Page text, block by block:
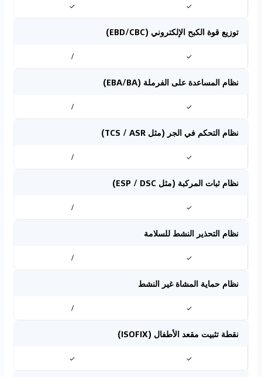
✓
✓
توزيع قوة الكبح الإلكتروني (EBD/CBC)
✓
/
نظام المساعدة على الفرملة (EBA/BA)
✓
/
نظام التحكم في الجر (مثل TCS / ASR)
✓
/
نظام ثبات المركبة (مثل ESP / DSC)
✓
/
نظام التحذير النشط للسلامة
✓
/
نظام حماية المشاة غير النشط
✓
/
نقطة تثبيت مقعد الأطفال (ISOFIX)
✓
✓